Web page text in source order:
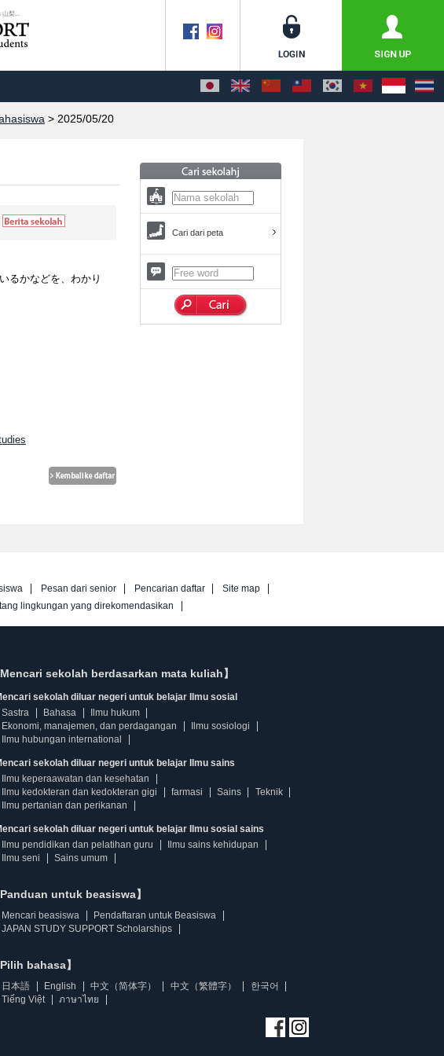
山梨...
> 2025/05/20
るかなどを、わかり
Cari dari peta
Pesan dari senior Pencarian daftar
Site map
lingkungan yang direkomendasikan
Mencari sekolah berdasarkan mata kuliah】
sekolah diluar negeri untuk belajar Ilmu sosial
Sastra
Bahasa
Ilmu hukum
Ekonomi, manajemen, dan perdagangan
Ilmu sosiologi
Ilmu hubungan international
sekolah diluar negeri untuk belajar Ilmu sains
Ilmu keperaawatan dan kesehatan
Ilmu kedokteran dan kedokteran gigi
farmasi Sains
Teknik
Ilmu pertanian dan perikanan
sekolah diluar negeri untuk belajar Ilmu sosial sains
Ilmu pendidikan dan pelatihan guru
Ilmu sains kehidupan
Ilmu seni
Sains umum
Panduan untuk beasiswa】
Mencari beasiswa
Pendaftaran untuk Beasiswa
JAPAN STUDY SUPPORT Scholarships
Pilih bahasa】
日本語 English 中文（简体字） 中文（繁體字）
한국어
Tiếng Việt
ภาษาไทย